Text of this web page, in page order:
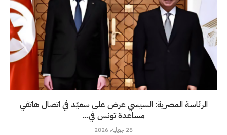
الرئاسة المصرية: السيسي عرض على سعيّد في اتصال هاتفي
مساعدة تونس في...
28 جويلية، 2026